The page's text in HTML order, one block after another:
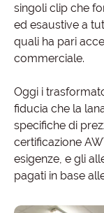
singoli clip che
ed esaustive a
quali ha pari
commerciale.
Oggi i
fiducia che la
specifiche di
certificazione
esigenze, e gli
pagati in base